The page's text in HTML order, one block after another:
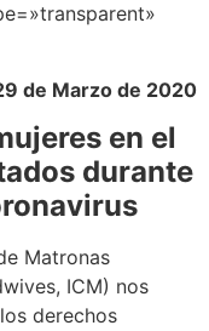
de Marzo de 2020
en el
durante
Matronas
ICM) nos
derechos